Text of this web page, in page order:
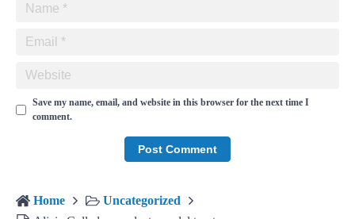
Save my name, email, and website in this browser for the next time I
Alicia Collado para lecturas del tarot